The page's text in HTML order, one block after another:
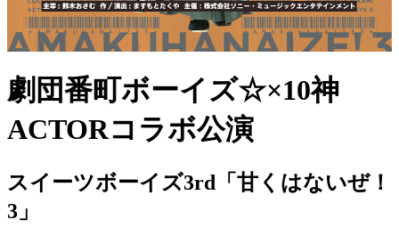
劇団番町ボーイズ☆×10神
ACTORコラボ公演
スイーツボーイズ3rd「甘くはないぜ！
3」